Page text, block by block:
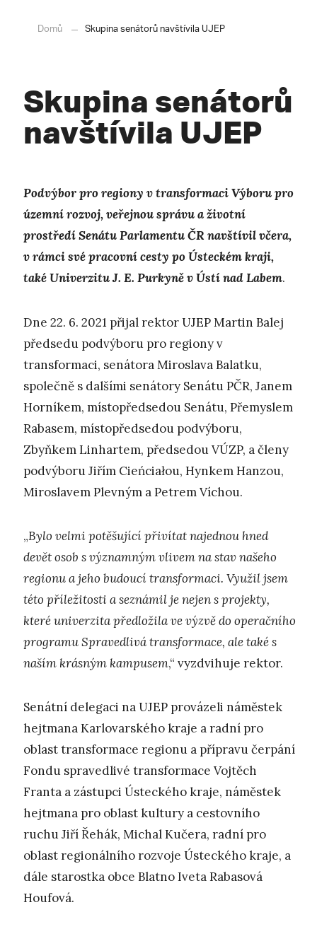
Domů Skupina senátorů navštívila UJEP
Skupina senátorů
navštívila UJEP
Podvýbor pro regiony v transformaci Výboru pro
územní rozvoj, veřejnou správu a životní
prostředí Senátu Parlamentu ČR navštívil včera,
v rámci své pracovní cesty po Ústeckém kraji,
také Univerzitu J. E. Purkyně v Ústí nad Labem.
Dne 22. 6. 2021 přijal rektor UJEP Martin Balej
předsedu podvýboru pro regiony v
transformaci, senátora Miroslava Balatku,
společně s dalšími senátory Senátu PČR, Janem
Horníkem, místopředsedou Senátu, Přemyslem
Rabasem, místopředsedou podvýboru,
Zbyňkem Linhartem, předsedou VÚZP, a členy
podvýboru Jiřím Cieńciałou, Hynkem Hanzou,
Miroslavem Plevným a Petrem Víchou.
„Bylo velmi potěšující přivítat najednou hned
devět osob s významným vlivem na stav našeho
regionu a jeho budoucí transformaci. Využil jsem
této příležitosti a seznámil je nejen s projekty,
které univerzita předložila ve výzvě do operačního
programu Spravedlivá transformace, ale také s
naším krásným kampusem,“ vyzdvihuje rektor.
Senátní delegaci na UJEP provázeli náměstek
hejtmana Karlovarského kraje a radní pro
oblast transformace regionu a přípravu čerpání
Fondu spravedlivé transformace Vojtěch
Franta a zástupci Ústeckého kraje, náměstek
hejtmana pro oblast kultury a cestovního
ruchu Jiří Řehák, Michal Kučera, radní pro
oblast regionálního rozvoje Ústeckého kraje, a
dále starostka obce Blatno Iveta Rabasová
Houfová.